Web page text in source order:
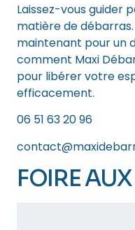
Laissez-vous guider
matière de
maintenant pour un
comment Maxi
pour libérer votre
efficacement.
06 51 63 20 96
FOIRE